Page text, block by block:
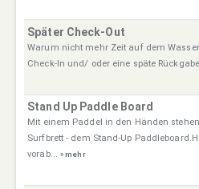
Später Check-Out
Warum nicht mehr Zeit auf dem
Check-In und/ oder eine späte
Stand Up Paddle Board
Mit einem Paddel in den Händen
Surfbrett - dem Stand-Up
vorab...» mehr